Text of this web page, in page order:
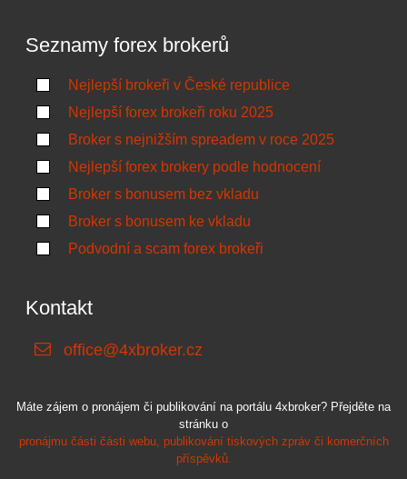
Seznamy forex brokerů
Nejlepší brokeři v České republice
Nejlepší forex brokeři roku 2025
Broker s nejnižším spreadem v roce 2025
Nejlepší forex brokery podle hodnocení
Broker s bonusem bez vkladu
Broker s bonusem ke vkladu
Podvodní a scam forex brokeři
Kontakt
office@4xbroker.cz
Máte zájem o pronájem či publikování na portálu 4xbroker? Přejděte na
stránku o
pronájmu části části webu, publikování tiskových zpráv či komerčních
příspěvků.